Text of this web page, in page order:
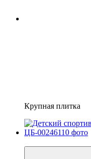
Крупная плитка